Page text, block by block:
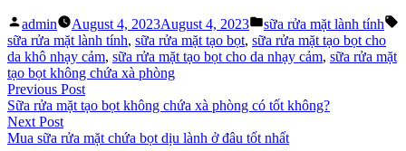
Posted
by
admin August 4, 2023August 4, 2023
Posted
in
sữa rửa mặt lành tính
sữa rửa mặt lành tính, sữa rửa mặt tạo bọt, sữa rửa mặt tạo bọt cho
da khô nhạy cảm, sữa rửa mặt tạo bọt cho da nhạy cảm, sữa rửa mặt
tạo bọt không chứa xà phòng
Post
navigation
Previous PostPrevious
post:
Sữa rửa mặt tạo bọt không chứa xà phòng có tốt không?
Next PostNext
post:
Mua sữa rửa mặt chứa bọt dịu lành ở đâu tốt nhất